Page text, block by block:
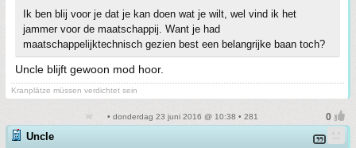
Ik ben blij voor je dat je kan doen wat je wilt, wel vind ik het
jammer voor de maatschappij. Want je had
maatschappelijktechnisch gezien best een belangrijke baan toch?
Uncle blijft gewoon mod hoor.
Kranplätze müssen verdichtet sein
• donderdag 23 juni 2016 @ 10:38 • 281
Uncle